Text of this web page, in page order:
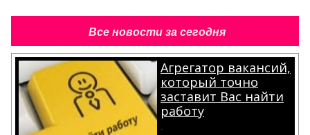
Все новости за сегодня
Агрегатор вакансий,
который точно
заставит Вас найти
работу
.